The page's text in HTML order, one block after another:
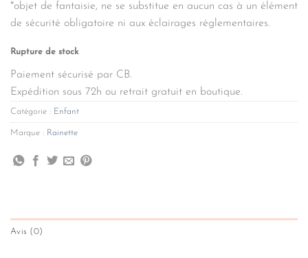
*objet de fantaisie, ne se substitue en aucun cas à un élément
de sécurité obligatoire ni aux éclairages réglementaires.
Rupture de stock
Paiement sécurisé par CB.
Expédition sous 72h ou retrait gratuit en boutique.
Catégorie : Enfant
Marque : Rainette
Avis (0)